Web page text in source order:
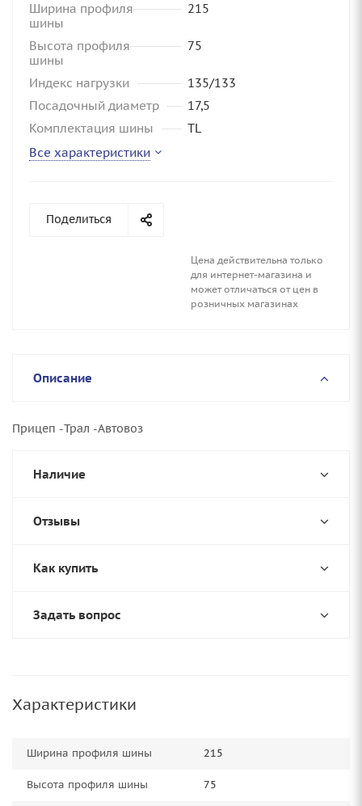
Ширина профиля
шины
215
Высота профиля
шины
75
Индекс нагрузки
135/133
Посадочный диаметр
17,5
Комплектация шины
TL
Все характеристики
Поделиться
Цена действительна только
для интернет-магазина и
может отличаться от цен в
розничных магазинах
Описание
Прицеп -Трал -Автовоз
Наличие
Отзывы
Как купить
Задать вопрос
Характеристики
Ширина профиля шины 215
Высота профиля шины 75